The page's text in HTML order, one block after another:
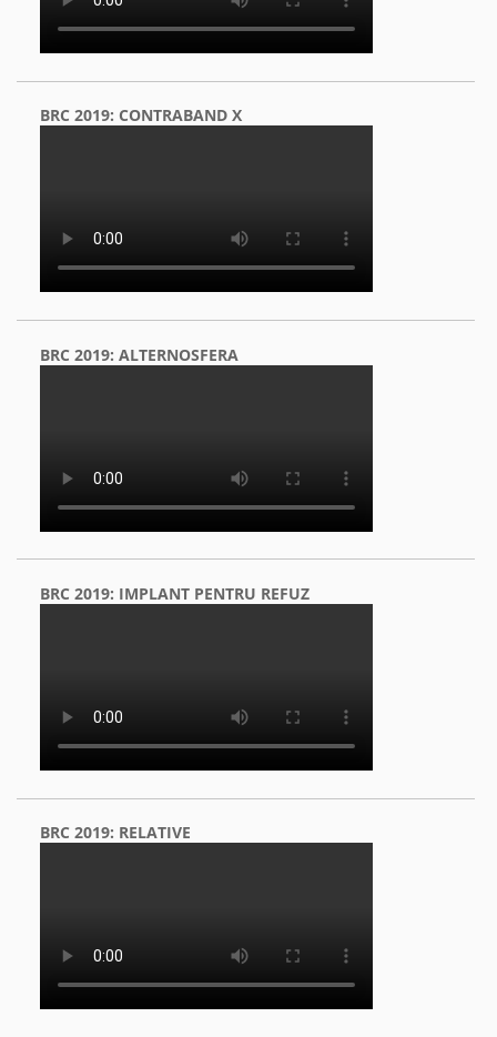
BRC 2019: CONTRABAND X
BRC 2019: ALTERNOSFERA
BRC 2019: IMPLANT PENTRU REFUZ
BRC 2019: RELATIVE